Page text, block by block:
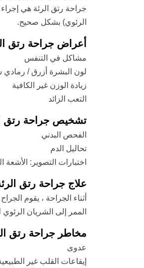
جراحة رتق الرئة هي
الرئوي) بشكل صحيح.
أعراض جراحة رتق
مشاكل في التنفس
لون البشرة أزرق /
زيادة الوزن غير الكافية
التعب الزائد
تشخيص جراحة رتق
الفحص البدني
تحاليل الدم
اختبارات التصوير:
علاج جراحة رتق
أثناء الجراحة ، يقوم
الممر إلى الشريان
مخاطر جراحة رتق
عدوى
إيقاعات القلب غير